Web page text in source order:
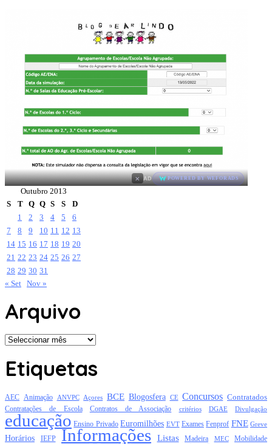
× AD POWERED BY WEFORADS
Outubro 2013
S
T Q Q S S
D
1
2 3 4 5
6
7
8 9 10 11 12 13
14 15 16 17 18 19 20
21 22 23 24 25 26 27
28 29 30 31
« Set Nov »
Arquivo
Arquivo
Etiquetas
AEC Animação ANVPC Açores BCE Blogosfera CE Concursos Contratados
Contratações de Escola Contratos de Associação critérios DGAE Divulgação
educação Ensino Privado Euromilhões EVT Exames Fenprof FNE Greve
Horários IEFP Informações Listas Madeira MEC Mobilidade